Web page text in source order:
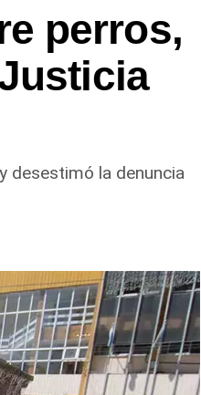
perros,
desestimó la denuncia